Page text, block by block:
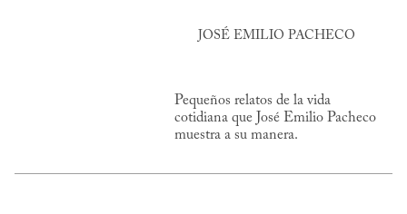
JOSÉ EMILIO PACHECO
Pequeños relatos de la vida
cotidiana que José Emilio Pacheco
muestra a su manera.